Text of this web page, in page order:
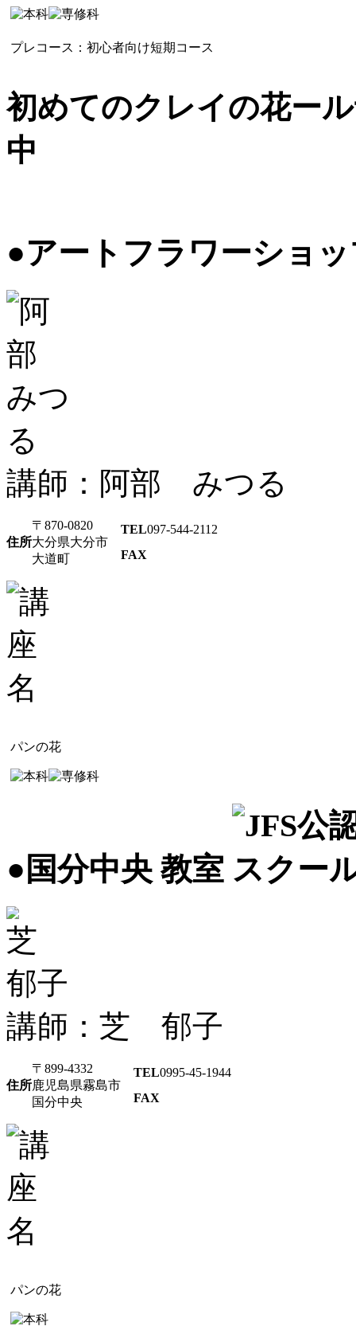
プレコース：初心者向け短期コース
初めてのクレイの花ー
中
●アートフラワーショ
講師：阿部 みつる
住所
〒870-0820
大分県大分市
大道町
TEL097-544-2112
FAX
パンの花
●国分中央 教室
講師：芝 郁子
住所
〒899-4332
鹿児島県霧島市
国分中央
TEL0995-45-1944
FAX
パンの花